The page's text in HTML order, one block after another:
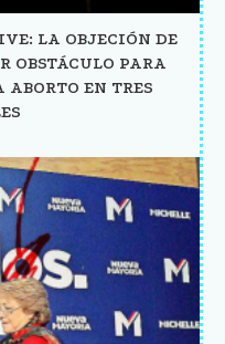
LA OBJECIÓN DE
OBSTÁCULO PARA
ABORTO EN TRES